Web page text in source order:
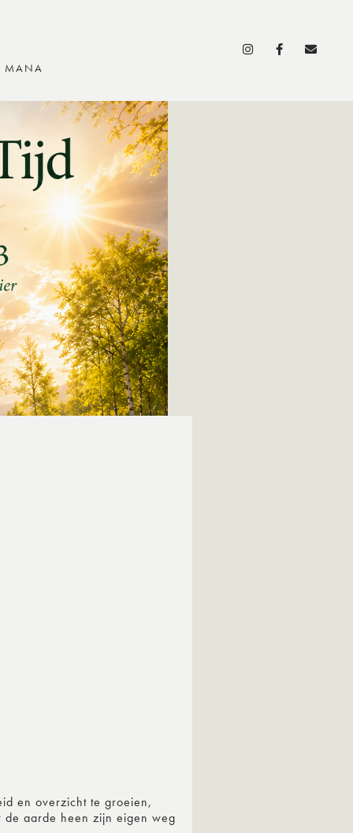
MANA
en overzicht te groeien,
de aarde heen zijn eigen weg